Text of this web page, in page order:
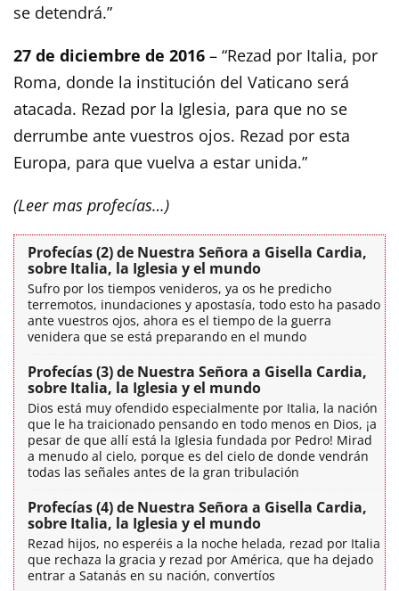
se detendrá.”
27 de diciembre de 2016 – “Rezad por Italia, por
Roma, donde la institución del Vaticano será
atacada. Rezad por la Iglesia, para que no se
derrumbe ante vuestros ojos. Rezad por esta
Europa, para que vuelva a estar unida.”
(Leer mas profecías…)
Profecías (2) de Nuestra Señora a Gisella Cardia,
sobre Italia, la Iglesia y el mundo
Sufro por los tiempos venideros, ya os he predicho
terremotos, inundaciones y apostasía, todo esto ha pasado
ante vuestros ojos, ahora es el tiempo de la guerra
venidera que se está preparando en el mundo
Profecías (3) de Nuestra Señora a Gisella Cardia,
sobre Italia, la Iglesia y el mundo
Dios está muy ofendido especialmente por Italia, la nación
que le ha traicionado pensando en todo menos en Dios, ¡a
pesar de que allí está la Iglesia fundada por Pedro! Mirad
a menudo al cielo, porque es del cielo de donde vendrán
todas las señales antes de la gran tribulación
Profecías (4) de Nuestra Señora a Gisella Cardia,
sobre Italia, la Iglesia y el mundo
Rezad hijos, no esperéis a la noche helada, rezad por Italia
que rechaza la gracia y rezad por América, que ha dejado
entrar a Satanás en su nación, convertíos